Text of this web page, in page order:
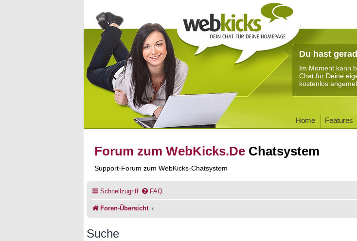
Du hast
Im Moment kann
Chat für Deine
kostenlos
Home Features
Forum zum WebKicks.De Chatsystem
Support-Forum zum WebKicks-Chatsystem
Schnellzugriff FAQ
Foren-Übersicht
Suche